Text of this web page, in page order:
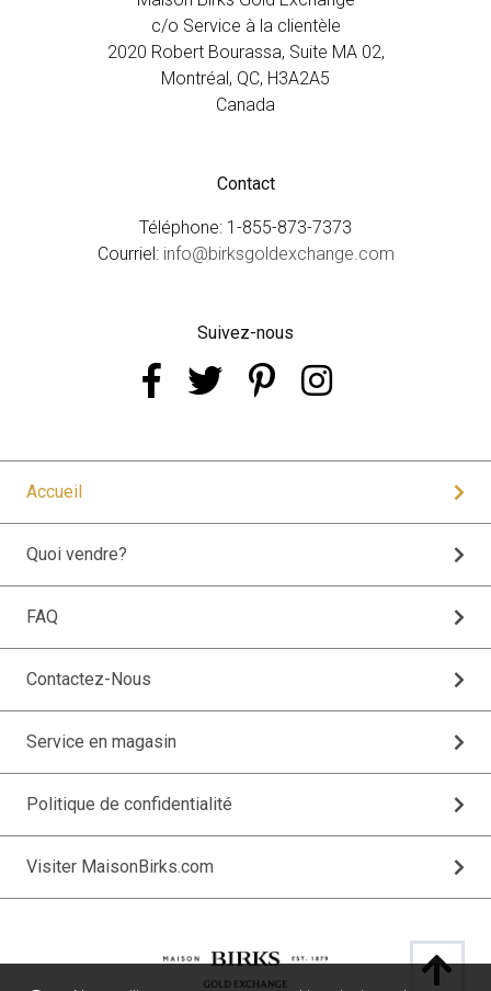
c/o Service à la clientèle
2020 Robert Bourassa, Suite MA 02,
Montréal, QC, H3A2A5
Canada
Contact
Téléphone: 1-855-873-7373
Courriel: info@birksgoldexchange.com
Suivez-nous
Accueil
Quoi vendre?
FAQ
Contactez-Nous
Service en magasin
Politique de confidentialité
Visiter MaisonBirks.com